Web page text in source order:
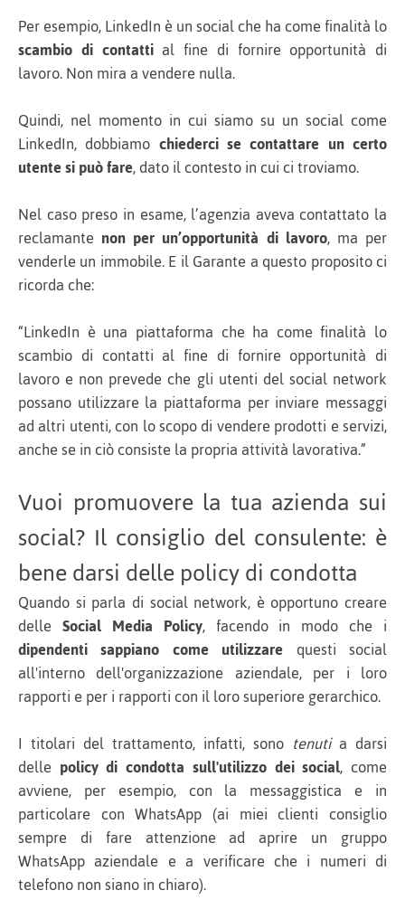
Per esempio, LinkedIn è un social che ha come finalità lo
scambio di contattial fine di fornire opportunità di
lavoro. Non mira a vendere nulla.
Quindi, nel momento in cui siamo su un social come
LinkedIn, dobbiamo chiederci se contattare un certo
utente si può fare, dato il contesto in cui ci troviamo.
Nel caso preso in esame, l’agenzia aveva contattato la
reclamante non per un’opportunità di lavoro, ma per
venderle un immobile. E il Garante a questo proposito ci
ricorda che:
“LinkedIn è una piattaforma che ha come finalità lo
scambio di contatti al fine di fornire opportunità di
lavoro e non prevede che gli utenti del social network
possano utilizzare la piattaforma per inviare messaggi
ad altri utenti, con lo scopo di vendere prodotti e servizi,
anche se in ciò consiste la propria attività lavorativa.”
Vuoi promuovere la tua azienda sui
social? Il consiglio del consulente: è
bene darsi delle policy di condotta
Quando si parla di social network, è opportuno creare
delle Social Media Policy, facendo in modo che i
dipendenti sappiano come utilizzare questi social
all'interno dell'organizzazione aziendale, per i loro
rapporti e per i rapporti con il loro superiore gerarchico.
I titolari del trattamento, infatti, sono tenutia darsi
delle policy di condotta sull'utilizzo dei social, come
avviene, per esempio, con la messaggistica e in
particolare con WhatsApp (ai miei clienti consiglio
sempre di fare attenzione ad aprire un gruppo
WhatsApp aziendale e a verificare che i numeri di
telefono non siano in chiaro).